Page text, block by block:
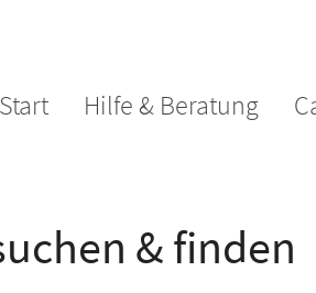
Start Hilfe & Beratung
& finden